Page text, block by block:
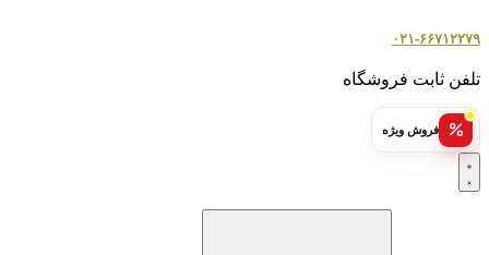
۰۲۱-۶۶۷۱۲۲۷۹
تلفن ثابت فروشگاه
فروش ویژه